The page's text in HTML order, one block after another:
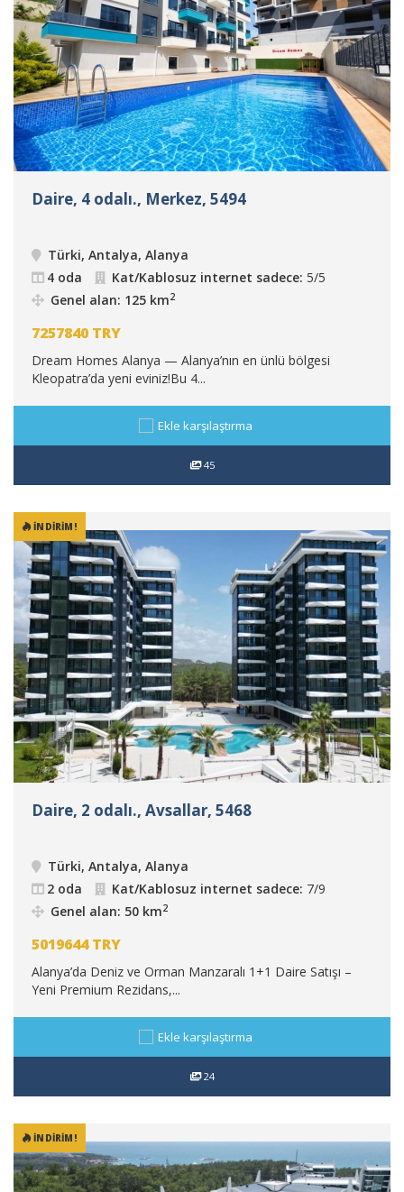
Daire, 4 odalı., Merkez, 5494
Türki, Antalya, Alanya
4 oda
Kat/Kablosuz internet sadece: 5/5
Genel alan: 125 km2
7257840 TRY
Dream Homes Alanya — Alanya’nın en ünlü bölgesi
Kleopatra’da yeni eviniz!Bu 4...
Ekle karşılaştırma
45
İNDIRIM!
Daire, 2 odalı., Avsallar, 5468
Türki, Antalya, Alanya
2 oda
Kat/Kablosuz internet sadece: 7/9
Genel alan: 50 km2
5019644 TRY
Alanya’da Deniz ve Orman Manzaralı 1+1 Daire Satışı –
Yeni Premium Rezidans,...
Ekle karşılaştırma
24
İNDIRIM!